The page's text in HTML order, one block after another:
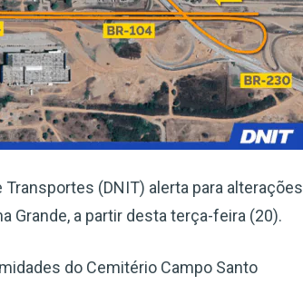
(DNIT) alerta para alterações
Grande, a partir desta terça-feira (20).
do Cemitério Campo Santo